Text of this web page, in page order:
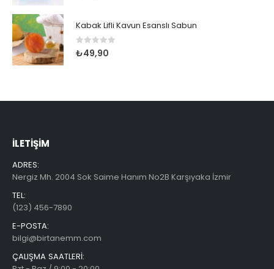
Kabak Lifli Kavun Esanslı Sabun
0 out of 5
₺49,90
İLETIŞIM
ADRES:
Nergiz Mh. 2004 Sok Saime Hanım No2B Karşıyaka İzmir
TEL:
(123) 456-7890
E-POSTA:
bilgi@birtanemm.com
ÇALIŞMA SAATLERI: